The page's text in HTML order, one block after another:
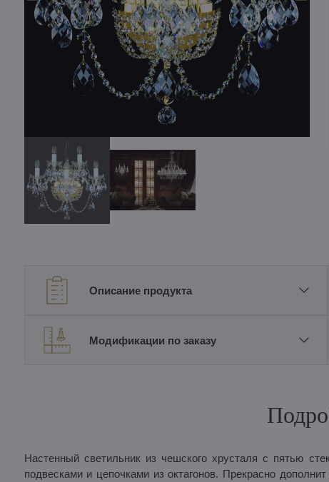
Описание продукта
Модификации по заказу
Настенный светильник из чешского хрусталя с пятью
подвесками и цепочками из октагонов. Прекрасно